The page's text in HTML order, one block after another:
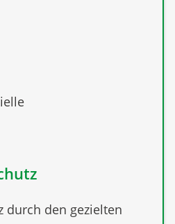
durch den gezielten